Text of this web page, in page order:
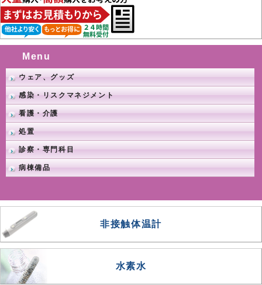
Menu
ウェア、グッズ
感染・リスクマネジメント
看護・介護
処置
診察・専門科目
病棟備品
非接触体温計
水素水